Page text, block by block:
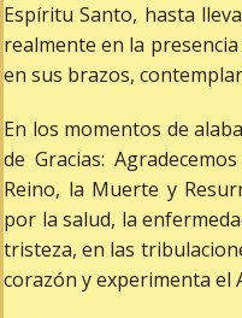
Espíritu Santo, hasta
realmente en la
en sus brazos,
En los momentos de
de Gracias:
Reino, la Muerte y
por la salud, la
tristeza, en las
corazón y experimenta el